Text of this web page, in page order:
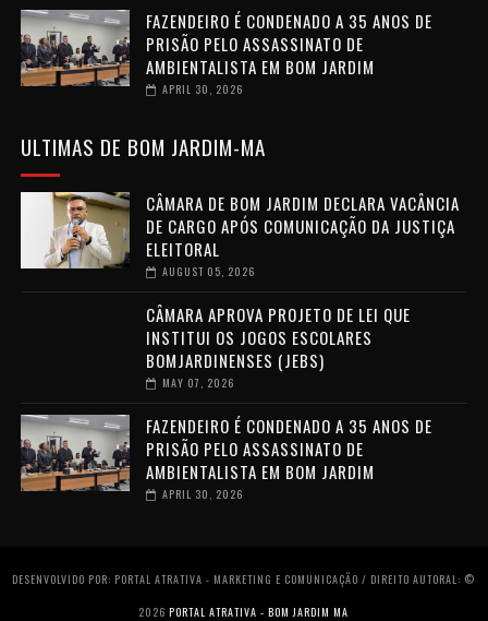
FAZENDEIRO É CONDENADO A 35 ANOS DE
PRISÃO PELO ASSASSINATO DE
AMBIENTALISTA EM BOM JARDIM
APRIL 30, 2026
ULTIMAS DE BOM JARDIM-MA
CÂMARA DE BOM JARDIM DECLARA VACÂNCIA
DE CARGO APÓS COMUNICAÇÃO DA JUSTIÇA
ELEITORAL
AUGUST 05, 2026
CÂMARA APROVA PROJETO DE LEI QUE
INSTITUI OS JOGOS ESCOLARES
BOMJARDINENSES (JEBS)
MAY 07, 2026
FAZENDEIRO É CONDENADO A 35 ANOS DE
PRISÃO PELO ASSASSINATO DE
AMBIENTALISTA EM BOM JARDIM
APRIL 30, 2026
DESENVOLVIDO POR: PORTAL ATRATIVA - MARKETING E COMUNICAÇÃO / DIREITO AUTORAL: ©
2026PORTAL ATRATIVA - BOM JARDIM MA